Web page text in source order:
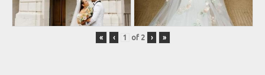
« ‹ of 2 › »